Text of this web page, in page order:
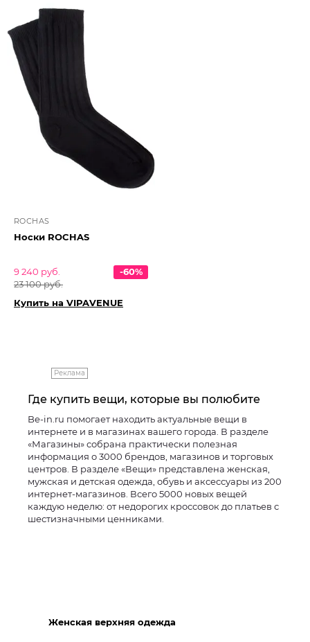
ROCHAS
Носки ROCHAS
9 240 руб.
23 100 руб.
-60%
Купить на VIPAVENUE
Реклама
Где купить вещи, которые вы полюбите
Be-in.ru помогает находить актуальные вещи в
интернете и в магазинах вашего города. В разделе
«Магазины» собрана практически полезная
информация о 3000 брендов, магазинов и торговых
центров. В разделе «Вещи» представлена женская,
мужская и детская одежда, обувь и аксессуары из 200
интернет-магазинов. Всего 5000 новых вещей
каждую неделю: от недорогих кроссовок до платьев с
шестизначными ценниками.
Женская верхняя одежда